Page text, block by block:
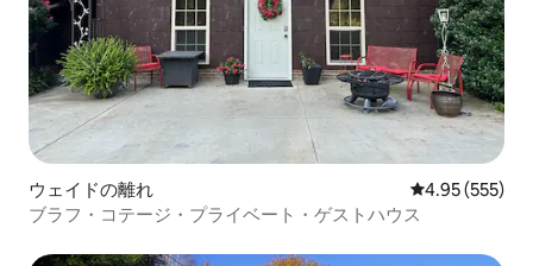
ウェイドの離れ レビュー555
4.95 (555)
ブラフ・コテージ・プライベート・ゲストハウス